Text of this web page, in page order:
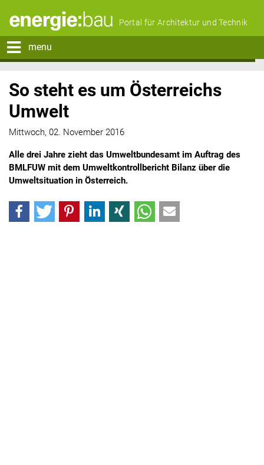
Portal für Architektur und Technik
menu
So steht es um Österreichs
Umwelt
Mittwoch, 02. November 2016
Alle drei Jahre zieht das Umweltbundesamt im Auftrag des
BMLFUW mit dem Umweltkontrollbericht Bilanz über die
Umweltsituation in Österreich.